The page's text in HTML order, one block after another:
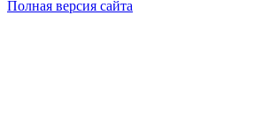
Полная версия сайта